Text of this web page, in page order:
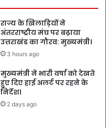
राज्य के खिलाड़ियों ने
अंतरराष्ट्रीय मंच पर बढ़ाया
उत्तराखंड का गौरव: मुख्यमंत्री।
3 hours ago
मुख्यमंत्री ने भारी वर्षा को देखते
हुए दिए हाई अलर्ट पर रहने के
निर्देश।
2 days ago